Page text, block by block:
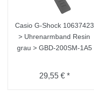
Casio G-Shock 10637423
> Uhrenarmband Resin
grau > GBD-200SM-1A5
29,55 € *